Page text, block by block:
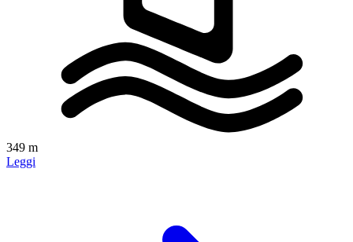
349 m
Leggi